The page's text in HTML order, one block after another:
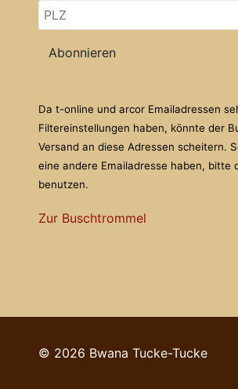
Abonnieren
Da t-online und arcor Emailadressen
Filtereinstellungen haben, könnte der
Versand an diese Adressen scheitern.
eine andere Emailadresse haben, bitte
benutzen.
Zur Buschtrommel
© 2026 Bwana Tucke-Tucke